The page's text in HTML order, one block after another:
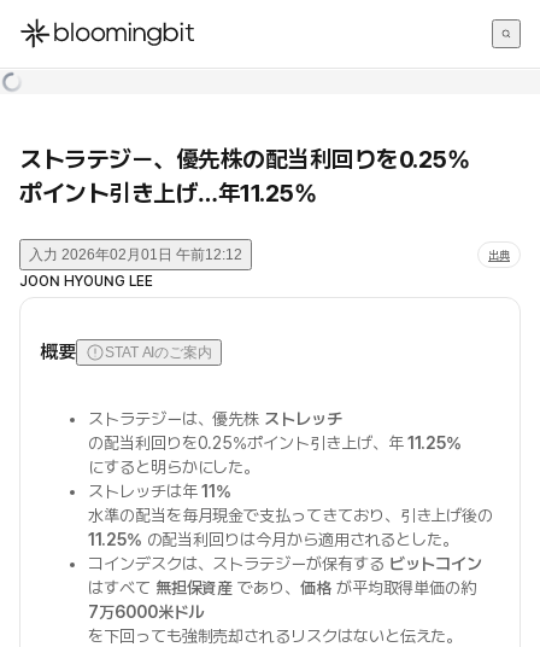
한국어
ストラテジー、優先株の配当利回りを0.25%
ポイント引き上げ…年11.25%
入力 2026年02月01日 午前12:12 出典
JOON HYOUNG LEE
概要 STAT AIのご案内
ストラテジーは、優先株 ストレッチ
の配当利回りを0.25%ポイント引き上げ、年11.25%
にすると明らかにした。
ストレッチは年11%
水準の配当を毎月現金で支払ってきており、引き上げ後の
11.25% の配当利回りは今月から適用されるとした。
コインデスクは、ストラテジーが保有する ビットコイン
はすべて 無担保資産 であり、 価格が平均取得単価の約
7万6000米ドル
を下回っても強制売却されるリスクはないと伝えた。